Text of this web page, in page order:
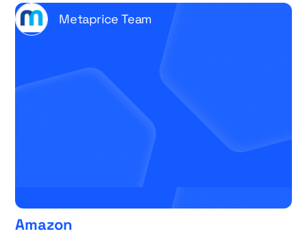
Metaprice Team
Amazon